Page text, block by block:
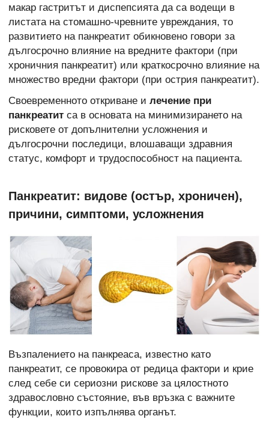
макар гастритът и диспепсията да са водещи в
листата на стомашно-чревните увреждания, то
развитието на панкреатит обикновено говори за
дългосрочно влияние на вредните фактори (при
хроничния панкреатит) или краткосрочно влияние на
множество вредни фактори (при острия панкреатит).
Своевременното откриване и лечение при
панкреатит са в основата на минимизирането на
рисковете от допълнителни усложнения и
дългосрочни последици, влошаващи здравния
статус, комфорт и трудоспособност на пациента.
Панкреатит: видове (остър, хроничен),
причини, симптоми, усложнения
Възпалението на панкреаса, известно като
панкреатит, се провокира от редица фактори и крие
след себе си сериозни рискове за цялостното
здравословно състояние, във връзка с важните
функции, които изпълнява органът.